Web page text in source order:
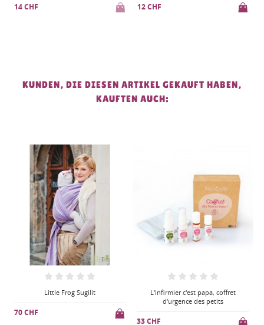
12 CHF 12 CHF
KUNDEN, DIE DIESEN ARTIKEL GEKAUFT HABEN,
KAUFTEN AUCH:
L'infirmier c'est papa, coffret
Stick urgence P'tits bobos